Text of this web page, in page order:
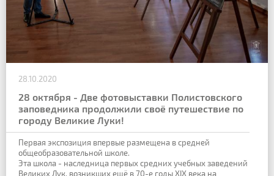
28.10.2020
28 октября - Две фотовыставки Полистовского
заповедника продолжили своё путешествие по
городу Великие Луки!
Первая экспозиция впервые размещена в средней
общеобразовательной школе.
Эта школа - наследница первых средних учебных заведений
Великих Лук, возникших ещё в 70-е годы XIX века на